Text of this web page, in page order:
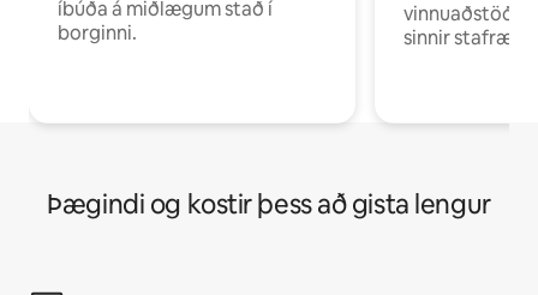
íbúða á miðlægum stað í
borginni.
vinnuaðstöðu
sinnir
Þægindi og kostir þess að gista lengur